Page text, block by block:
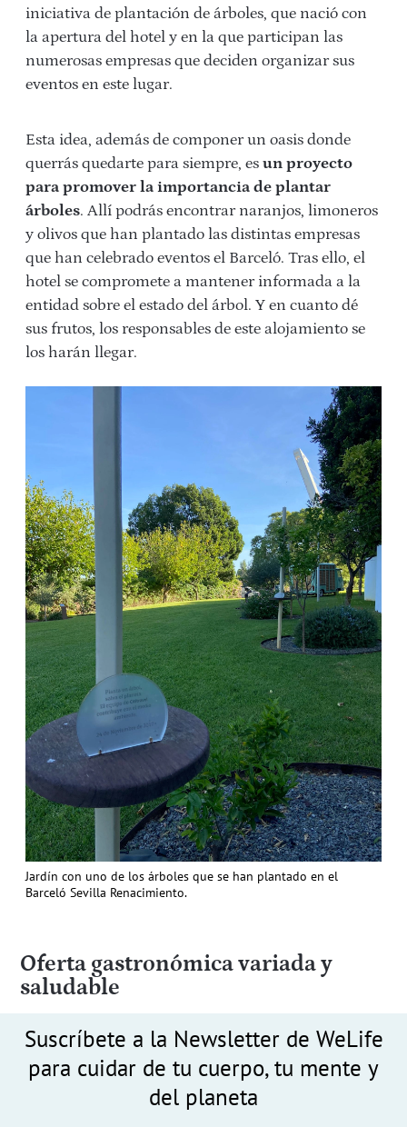
iniciativa de plantación de árboles, que nació con
la apertura del hotel y en la que participan las
numerosas empresas que deciden organizar sus
eventos en este lugar.
Esta idea, además de componer un oasis donde
querrás quedarte para siempre, es un proyecto
para promover la importancia de plantar
árboles. Allí podrás encontrar naranjos, limoneros
y olivos que han plantado las distintas empresas
que han celebrado eventos el Barceló. Tras ello, el
hotel se compromete a mantener informada a la
entidad sobre el estado del árbol. Y en cuanto dé
sus frutos, los responsables de este alojamiento se
los harán llegar.
Jardín con uno de los árboles que se han plantado en el
Barceló Sevilla Renacimiento.
Oferta gastronómica variada y
saludable
Suscríbete a la Newsletter de WeLife
para cuidar de tu cuerpo, tu mente y
del planeta